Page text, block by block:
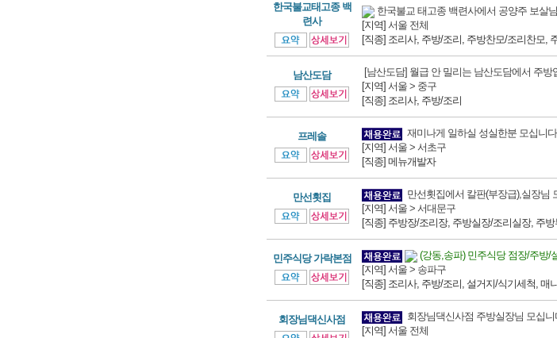
한국불교태고종 백
련사
한국불교 태고종 백련사에서 공양주 보살
[지역] 서울 전체
[직종] 조리사, 주방/조리, 주방찬모/조리찬모,
남산도담
[남산도담] 월급 안 밀리는 남산도담에서 주방
[지역] 서울 > 중구
[직종] 조리사, 주방/조리
프레솔
재미나게 일하실 성실한분 모십니
[지역] 서울 > 서초구
[직종] 메뉴개발자
만선횟집
만선횟집에서 칼판(부장급),실장님
[지역] 서울 > 서대문구
[직종] 주방장/조리장, 주방실장/조리실장, 주
민주식당 가락본점
(강동,송파) 민주식당 점장/주방/
[지역] 서울 > 송파구
[직종] 조리사, 주방/조리, 설거지/식기세척, 매
회장님댁신사점
회장님댁신사점 주방실장님 모십니
[지역] 서울 전체